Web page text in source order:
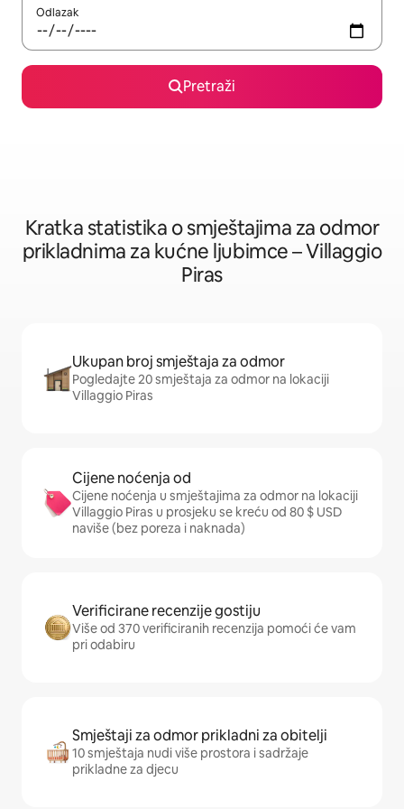
Odlazak
Pretraži
Kratka statistika o smještajima za odmor
prikladnima za kućne ljubimce – Villaggio
Piras
Ukupan broj smještaja za odmor
Pogledajte 20 smještaja za odmor na lokaciji
Villaggio Piras
Cijene noćenja od
Cijene noćenja u smještajima za odmor na lokaciji
Villaggio Piras u prosjeku se kreću od 80 $ USD
naviše (bez poreza i naknada)
Verificirane recenzije gostiju
Više od 370 verificiranih recenzija pomoći će vam
pri odabiru
Smještaji za odmor prikladni za obitelji
10 smještaja nudi više prostora i sadržaje
prikladne za djecu